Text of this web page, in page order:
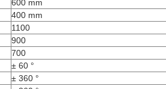
600 mm
400 mm
1100
900
700
± 60 °
± 360 °